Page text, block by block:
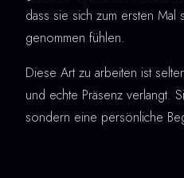
dass sie sich zum ersten Mal
genommen fühlen.
Diese Art zu arbeiten ist
und echte Präsenz verlangt.
sondern eine persönliche